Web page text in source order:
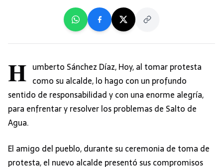
H umberto Sánchez Díaz, Hoy, al tomar protesta
como su alcalde, lo hago con un profundo
sentido de responsabilidad y con una enorme alegría,
para enfrentar y resolver los problemas de Salto de
Agua.
El amigo del pueblo, durante su ceremonia de toma de
protesta, el nuevo alcalde presentó sus compromisos